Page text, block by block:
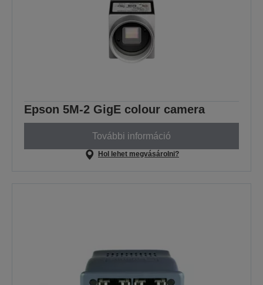
Epson 5M-2 GigE colour camera
További információ
Hol lehet megvásárolni?